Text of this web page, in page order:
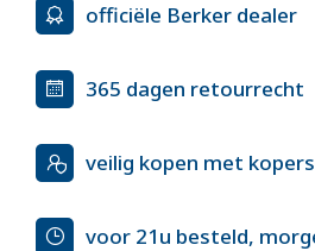
officiële Berker dealer
365 dagen retourrecht
veilig kopen met
voor 21u besteld,